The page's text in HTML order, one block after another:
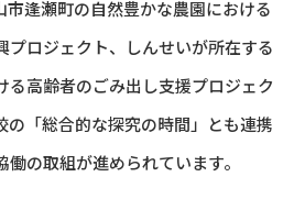
市逢瀬町の自然豊かな農園における
プロジェクト、しんせいが所在する
る高齢者のごみ出し支援プロジェク
の「総合的な探究の時間」とも連携
の取組が進められています。